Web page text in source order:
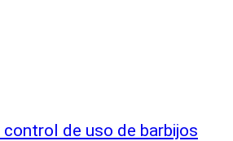
de uso de barbijos